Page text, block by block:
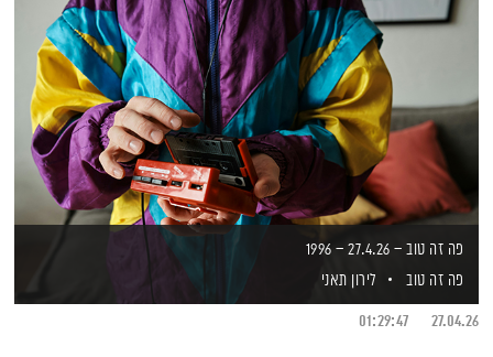
פה זה טוב – 27.4.26 – 1996
פה זה טוב
לירון תאני
27.04.26
01:29:47